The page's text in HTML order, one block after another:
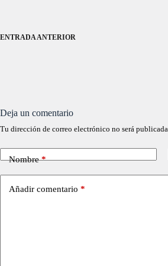
ENTRADA ANTERIOR
Deja un comentario
Tu dirección de correo electrónico no será publicada.
Nombre*
Añadir comentario *